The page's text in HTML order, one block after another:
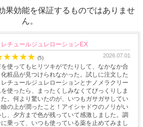
果効能を保証するものではありませ
ん。
レチュールジュレローションEX
★★★★ (5) 2026.07.01
使ってもヒリツキがでたりして、なかなか合
化粧品が見つけられなかった。試しに注文した
レチュールジュレローションとナノメラクリー
使ったら、まったくしみなくてびっくりしま
た。何より驚いたのが、いつもガサガサしてい
瞼の上が潤ったこと！アイシャドウのノリがい
し、夕方まで色が残っていて感激しました。調
乗って、いつも使っている薬を止めてみまし